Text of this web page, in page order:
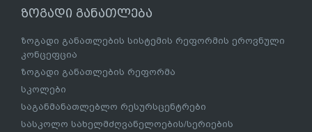
ზოგადი განათლება
ზოგადი განათლების სისტემის რეფორმის ეროვნული
კონცეფცია
ზოგადი განათლების რეფორმა
სკოლები
საგანმანათლებლო რესურსცენტრები
სასკოლო სახელმძღვანელოების/სერიების